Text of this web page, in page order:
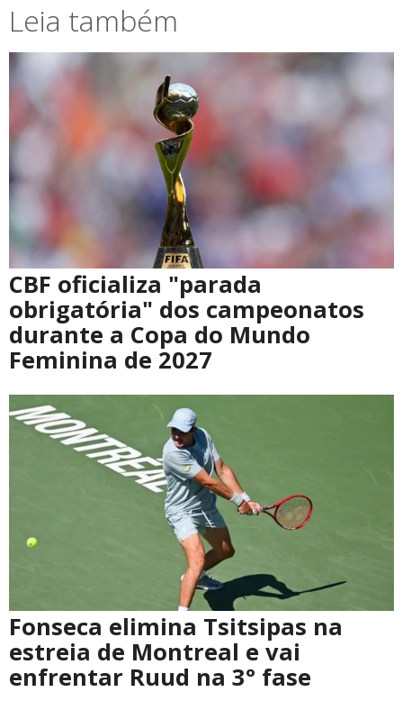
Leia também
CBF oficializa "parada
obrigatória" dos campeonatos
durante a Copa do Mundo
Feminina de 2027
Fonseca elimina Tsitsipas na
estreia de Montreal e vai
enfrentar Ruud na 3° fase